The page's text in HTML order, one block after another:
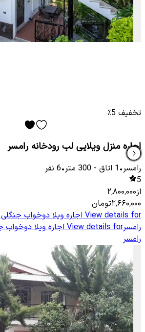
تخفیف 5٪
اجاره منزل ویلایی لب رودخانه رامسر
رامسر•
1 اتاق -
300 متر•
6 نفر
5
از۲٬۸۰۰٬۰۰۰
۲٬۶۶۰٬۰۰۰تومان
View details for اجاره ویلا دوخواب
رامسرView details for اجاره ویلا
رامسر